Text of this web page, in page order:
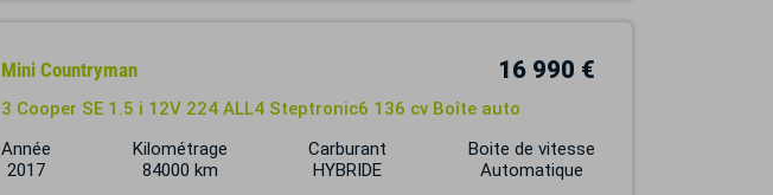
Mini Countryman 16 990 €
3 Cooper SE 1.5 i 12V 224 ALL4 Steptronic6 136 cv Boîte auto
Année
2017
Kilométrage
84000 km
Carburant
HYBRIDE
Boite de vitesse
Automatique